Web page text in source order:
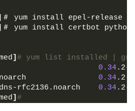
＃ yum install epel-release
＃ yum install certbot
] # yum list installed |
0.34.2-
0.34.2-
dns-rfc2136.noarch 0.34.2-
] #